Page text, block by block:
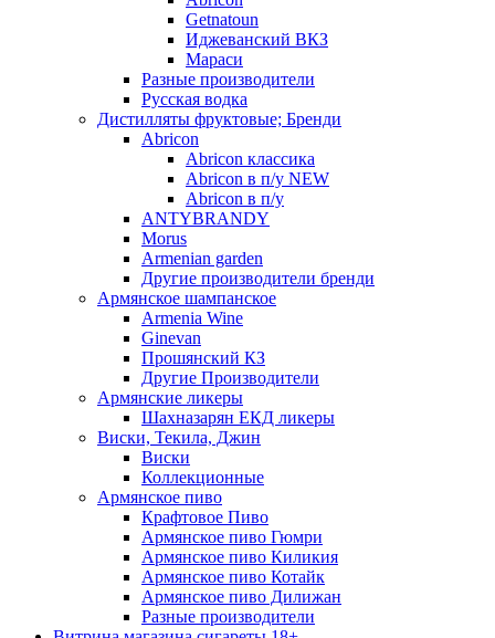
Getnatoun
Иджеванский ВКЗ
Мараси
Разные производители
Русская водка
Дистилляты фруктовые; Бренди
Abricon
Abricon классика
Abricon в п/у NEW
Abricon в п/у
ANTYBRANDY
Morus
Armenian garden
Другие производители бренди
Армянское шампанское
Armenia Wine
Ginevan
Прошянский КЗ
Другие Производители
Армянские ликеры
Шахназарян ЕКД ликеры
Виски, Текила, Джин
Виски
Коллекционные
Армянское пиво
Крафтовое Пиво
Армянское пиво Гюмри
Армянское пиво Киликия
Армянское пиво Котайк
Армянское пиво Дилижан
Разные производители